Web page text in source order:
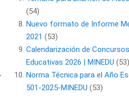
(54)
Nuevo formato de Informe
2021 (53)
Calendarización de
Educativas 2026 | MINEDU (53)
Norma Técnica para el Año
501-2025-MINEDU (53)